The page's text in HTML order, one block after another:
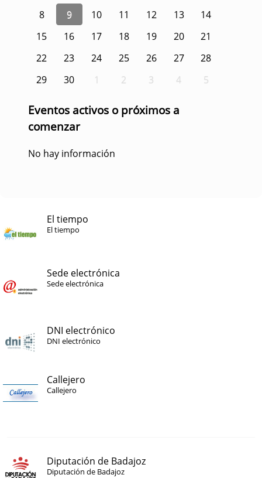
8
9 10 11 12 13
14
15
16 17 18 19 20
21
22
23 24 25 26 27
28
29
30 1 2 3 4 5
Eventos activos o próximos a
comenzar
No hay información
El tiempo
El tiempo
Sede electrónica
Sede electrónica
DNI electrónico
DNI electrónico
Callejero
Callejero
Diputación de Badajoz
Diputación de Badajoz